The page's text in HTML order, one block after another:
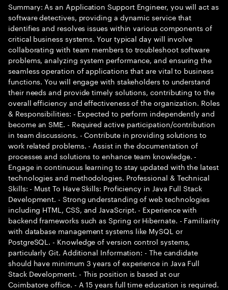
Summary: As an Application Support Engineer, you will act as
software detectives, providing a dynamic service that
identifies and resolves issues within various components of
critical business systems. Your typical day will involve
collaborating with team members to troubleshoot software
problems, analyzing system performance, and ensuring the
seamless operation of applications that are vital to business
functions. You will engage with stakeholders to understand
their needs and provide timely solutions, contributing to the
overall efficiency and effectiveness of the organization. Roles
& Responsibilities: - Expected to perform independently and
become an SME. - Required active participation/contribution
in team discussions. - Contribute in providing solutions to
work related problems. - Assist in the documentation of
processes and solutions to enhance team knowledge. -
Engage in continuous learning to stay updated with the latest
technologies and methodologies. Professional & Technical
Skills: - Must To Have Skills: Proficiency in Java Full Stack
Development. - Strong understanding of web technologies
including HTML, CSS, and JavaScript. - Experience with
backend frameworks such as Spring or Hibernate. - Familiarity
with database management systems like MySQL or
PostgreSQL. - Knowledge of version control systems,
particularly Git. Additional Information: - The candidate
should have minimum 3 years of experience in Java Full
Stack Development. - This position is based at our
Coimbatore office. - A 15 years full time education is required.